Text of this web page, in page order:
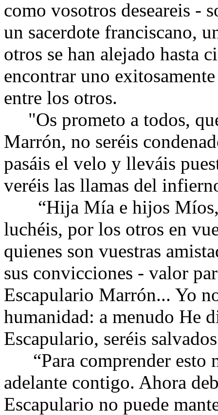
como vosotros deseareis -
un sacerdote franciscano,
otros se han alejado hasta
encontrar uno
entre los otros.
"Os prometo a todos,
Marrón, no seréis
pasáis el velo y lleváis
veréis las llamas del
“Hija Mía e hijos Míos,
luchéis, por los otros en
quienes son vuestras
sus convicciones - valor
Escapulario Marrón... Yo
humanidad: a menudo He
Escapulario, seréis
“Para comprender esto
adelante contigo. Ahora
Escapulario no puede